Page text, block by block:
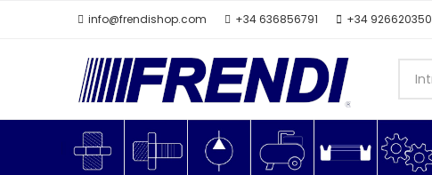
info@frendishop.com +34 636856791 +34 926620350